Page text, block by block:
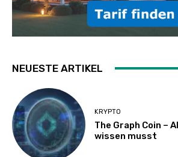
NEUESTE ARTIKEL
KRYPTO
The Graph Coin –
wissen musst